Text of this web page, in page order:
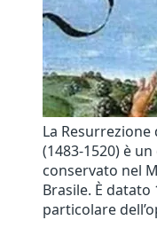
La Resurrezione
(1483-1520) è
conservato nel
Brasile. È datato
particolare